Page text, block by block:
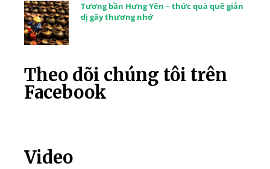
Tương bần Hưng Yên – thức quà quê giản
dị gây thương nhớ
Theo dõi chúng tôi trên
Facebook
Video